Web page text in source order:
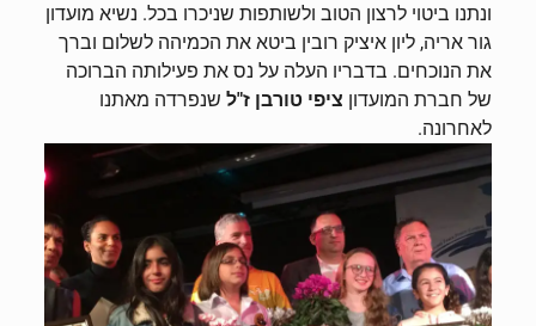
ונתנו ביטוי לרצון הטוב ולשותפות שניכרו בכל. נשיא מועדון
גור אריה, ליון איציק רובין ביטא את הכמיהה לשלום וברך
את הנוכחים. בדבריו העלה על נס את פעילותה הברוכה
של חברת המועדון ציפי טורבן ז"לשנפרדה מאתנו
לאחרונה.